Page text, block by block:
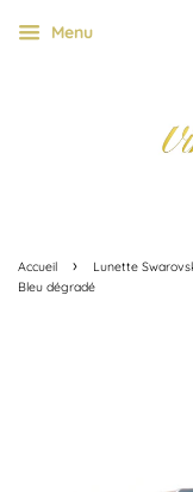
Menu
Accueil ›
Lunette
Bleu dégradé